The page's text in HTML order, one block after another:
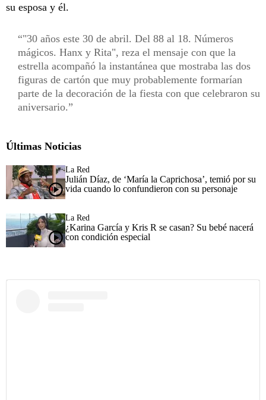
su esposa y él.
"30 años este 30 de abril. Del 88 al 18. Números
mágicos. Hanx y Rita", reza el mensaje con que la
estrella acompañó la instantánea que mostraba las dos
figuras de cartón que muy probablemente formarían
parte de la decoración de la fiesta con que celebraron su
aniversario.
Últimas Noticias
La Red
Julián Díaz, de ‘María la Caprichosa’, temió por su
vida cuando lo confundieron con su personaje
La Red
¿Karina García y Kris R se casan? Su bebé nacerá
con condición especial